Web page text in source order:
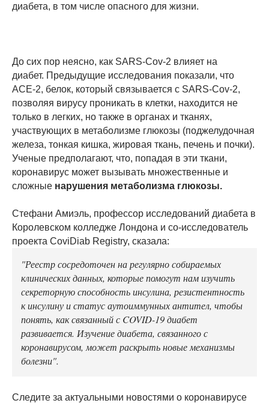
диабета, в том числе опасного для жизни.
До сих пор неясно, как SARS-Cov-2 влияет на
диабет. Предыдущие исследования показали, что
ACE-2, белок, который связывается с SARS-Cov-2,
позволяя вирусу проникать в клетки, находится не
только в легких, но также в органах и тканях,
участвующих в метаболизме глюкозы (поджелудочная
железа, тонкая кишка, жировая ткань, печень и почки).
Ученые предполагают, что, попадая в эти ткани,
коронавирус может вызывать множественные и
сложные нарушения метаболизма глюкозы.
Стефани Амиэль, профессор исследований диабета в
Королевском колледже Лондона и со-исследователь
проекта CoviDiab Registry, сказала:
"Реестр сосредоточен на регулярно собираемых
клинических данных, которые помогут нам изучить
секреторную способность инсулина, резистентность
к инсулину и статус аутоиммунных антител, чтобы
понять, как связанный с COVID-19 диабет
развивается. Изучение диабета, связанного с
коронавирусом, может раскрыть новые механизмы
болезни".
Следите за актуальными новостями о коронавирусе